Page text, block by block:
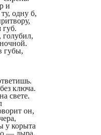
и
одну б,
губ.
голубил,
губы,
ключа.
свете.
он,
у корыта
— дыра.